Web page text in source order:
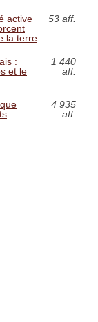
active
la terre
53 aff.
:
et le
1 440
aff.
4 935
aff.